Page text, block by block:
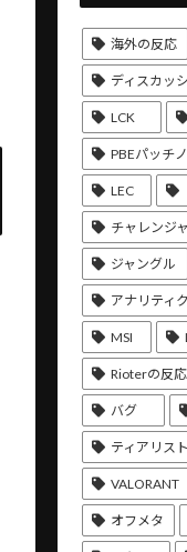
海外の反応
ディスカッ
LCK
PBEパッチ
LEC
チャレンジ
ジャングル
アナリティ
MSI
Rioterの反応
バグ
ティアリスト
VALORANT
オフメタ